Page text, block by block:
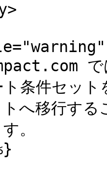
で
ト条件セッ
へ移行す
。